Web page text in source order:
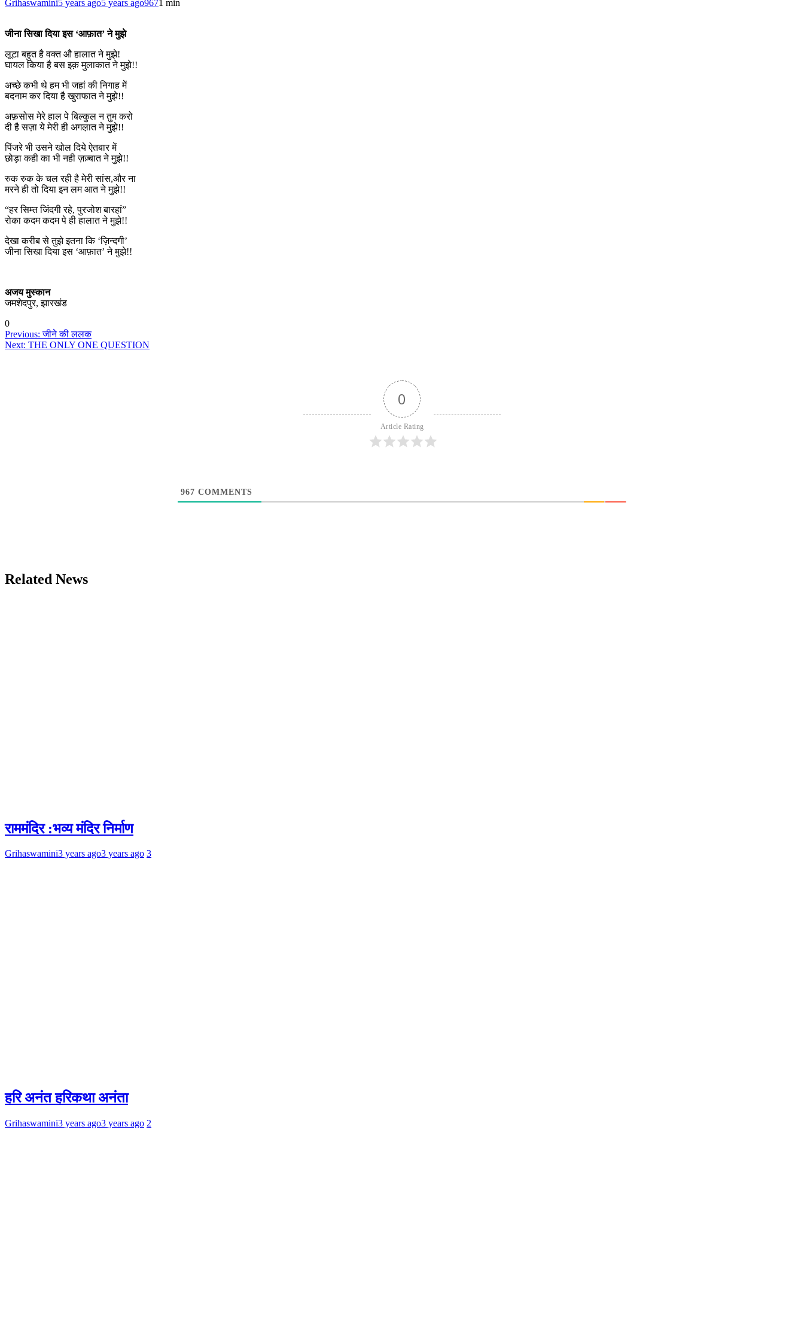
Grihaswamini5 years ago5 years ago9671 min
जीना सिखा दिया इस ‘आफ़ात’ ने मुझे
लूटा बहुत है वक्त औ हालात ने मुझे!
घायल किया है बस इक़ मुलाकात ने मुझे!!
अच्छे कभी थे हम भी जहां की निगाह में
बदनाम कर दिया है खुराफात ने मुझे!!
अफ़सोस मेरे हाल पे बिल्कुल न तुम करो
दी है सज़ा ये मेरी ही अगल़ात ने मुझे!!
पिंजरे भी उसने खोल दिये ऐतबार में
छोड़ा कही का भी नही ज़ज़्बात ने मुझे!!
रुक रुक के चल रही है मेरी सांस,और ना
मरने ही तो दिया इन लम आत ने मुझे!!
“हर सिम्त जिंदगी रहे, पुरजोश बारहां”
रोका कदम कदम पे ही हालात ने मुझे!!
देखा करीब से तुझे इतना कि ‘ज़िन्दगी’
जीना सिखा दिया इस ‘आफ़ात’ ने मुझे!!
अजय मुस्कान
जमशेदपुर, झारखंड
0
Post
navigation
Previous: जीने की ललक
Next: THE ONLY ONE QUESTION
0
Article Rating
967 COMMENTS
Related News
राममंदिर :भव्य मंदिर निर्माण
Grihaswamini3 years ago3 years ago 3
हरि अनंत हरिकथा अनंता
Grihaswamini3 years ago3 years ago 2